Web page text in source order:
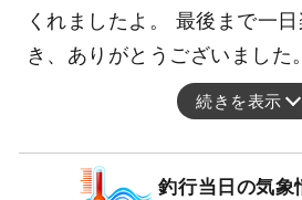
くれましたよ。 最後まで一
き、ありがとうございました。
続きを表示
釣行当日の気象